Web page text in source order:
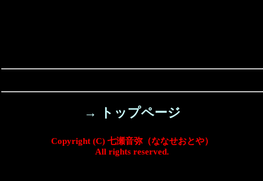
→ トップページ
Copyright (C) 七瀬音弥（ななせおとや）
All rights reserved.